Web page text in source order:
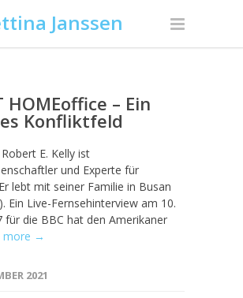
Janssen
HOMEoffice – Ein
Konfliktfeld
E. Kelly ist
und Experte für
lebt mit seiner Familie in Busan
Ein Live-Fernsehinterview am 10.
für die BBC hat den Amerikaner
more →
2021